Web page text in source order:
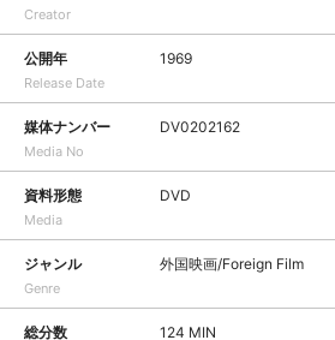
Creator
公開年
Release Date
1969
媒体ナンバー
Media No
DV0202162
資料形態
Media
DVD
ジャンル
Genre
外国映画/Foreign Film
総分数 124 MIN